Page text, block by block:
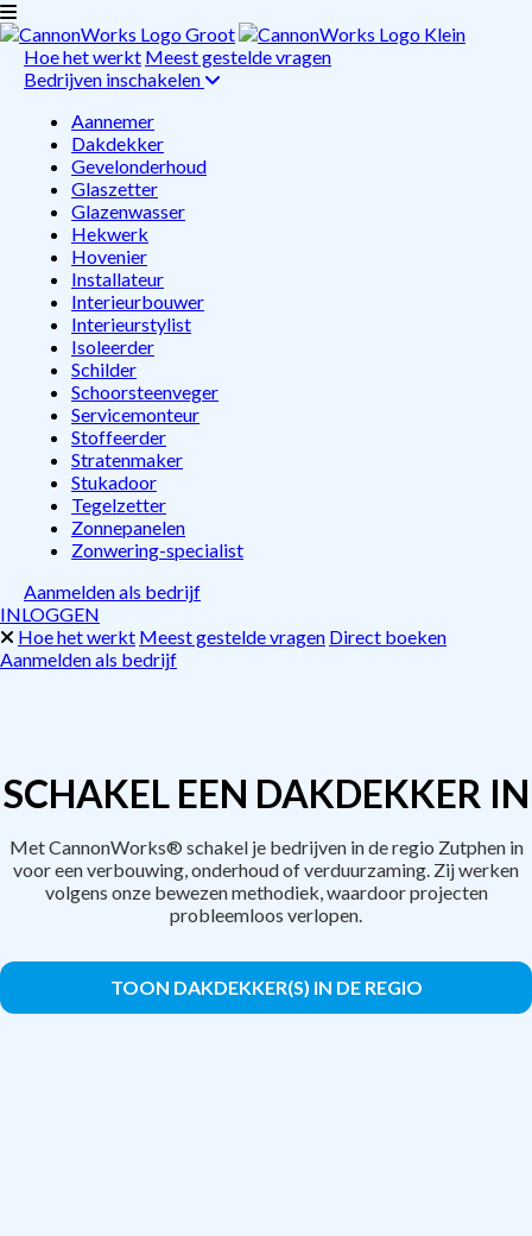
Hoe het werkt Meest gestelde vragen
Bedrijven inschakelen
Aannemer
Dakdekker
Gevelonderhoud
Glaszetter
Glazenwasser
Hekwerk
Hovenier
Installateur
Interieurbouwer
Interieurstylist
Isoleerder
Schilder
Schoorsteenveger
Servicemonteur
Stoffeerder
Stratenmaker
Stukadoor
Tegelzetter
Zonnepanelen
Zonwering-specialist
Aanmelden als bedrijf
INLOGGEN
Hoe het werkt Meest gestelde vragen Direct boeken
Aanmelden als bedrijf
SCHAKEL EEN DAKDEKKER IN
Met CannonWorks® schakel je bedrijven in de regio Zutphen in
voor een verbouwing, onderhoud of verduurzaming. Zij werken
volgens onze bewezen methodiek, waardoor projecten
probleemloos verlopen.
TOON DAKDEKKER(S) IN DE REGIO